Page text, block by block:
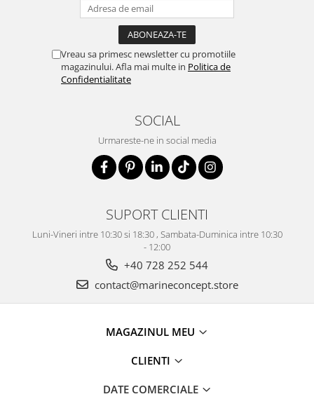
Vreau sa primesc newsletter cu promotiile
magazinului. Afla mai multe in Politica de
Confidentialitate
SOCIAL
Urmareste-ne in social media
SUPORT CLIENTI
Luni-Vineri intre 10:30 si 18:30 , Sambata-Duminica intre 10:30
- 12:00
+40 728 252 544
contact@marineconcept.store
MAGAZINUL MEU
CLIENTI
DATE COMERCIALE